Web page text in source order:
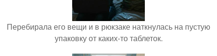
Перебирала его вещи и в рюкзаке наткнулась на пустую
упаковку от каких-то таблеток.